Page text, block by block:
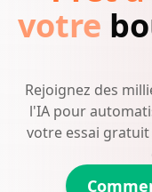
votre
Rejoignez des
l'IA pour
votre essai